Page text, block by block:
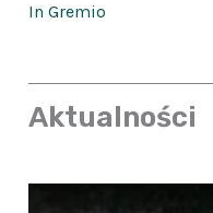
In Gremio
Aktualności